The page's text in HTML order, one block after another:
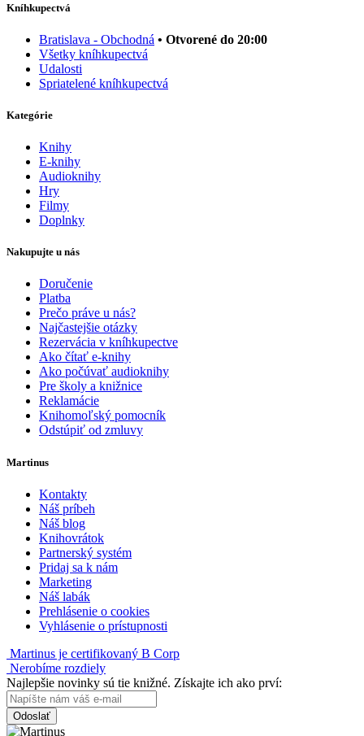
Kníhkupectvá
Bratislava - Obchodná • Otvorené do 20:00
Všetky kníhkupectvá
Udalosti
Spriatelené kníhkupectvá
Kategórie
Knihy
E-knihy
Audioknihy
Hry
Filmy
Doplnky
Nakupujte u nás
Doručenie
Platba
Prečo práve u nás?
Najčastejšie otázky
Rezervácia v kníhkupectve
Ako čítať e-knihy
Ako počúvať audioknihy
Pre školy a knižnice
Reklamácie
Knihomoľský pomocník
Odstúpiť od zmluvy
Martinus
Kontakty
Náš príbeh
Náš blog
Knihovrátok
Partnerský systém
Pridaj sa k nám
Marketing
Náš labák
Prehlásenie o cookies
Vyhlásenie o prístupnosti
Martinus je certifikovaný B Corp
Nerobíme rozdiely
Najlepšie novinky sú tie knižné. Získajte ich ako prví:
Odoslať